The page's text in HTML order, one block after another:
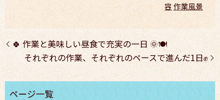
容作業風景
🍀 作業と美味しい昼食で充実の一日 🌞🍽️
それぞれの作業、それぞれのペースで進んだ1日✊️